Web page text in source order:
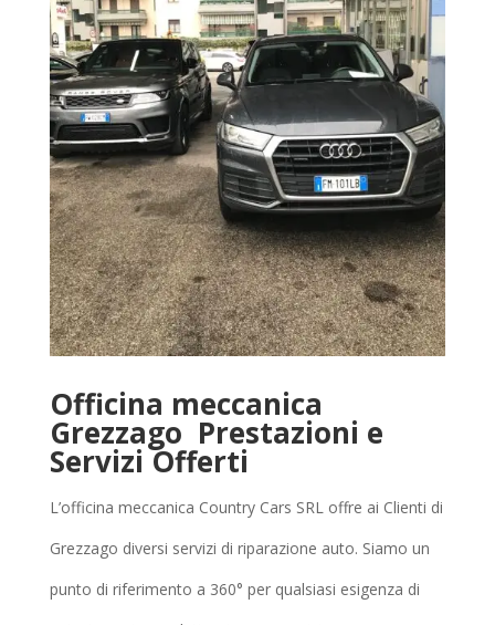
Officina meccanica
Grezzago Prestazioni e
Servizi Offerti
L’officina meccanica Country Cars SRL offre ai Clienti di
Grezzago diversi servizi di riparazione auto. Siamo un
punto di riferimento a 360° per qualsiasi esigenza di